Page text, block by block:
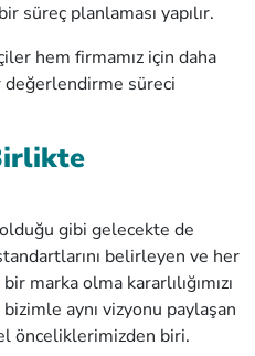
planlaması yapılır.
hem firmamız için daha
değerlendirme süreci
gibi gelecekte de
belirleyen ve her
marka olma kararlılığımızı
aynı vizyonu paylaşan
önceliklerimizden biri.